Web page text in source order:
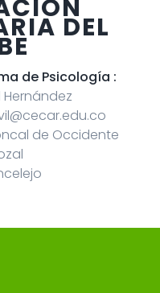
DEL
de Psicología :
Hernández
de Occidente